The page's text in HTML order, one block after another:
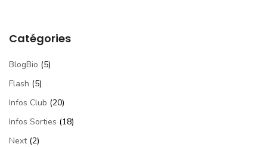
Catégories
BlogBio (5)
Flash (5)
Infos Club (20)
Infos Sorties (18)
Next(2)